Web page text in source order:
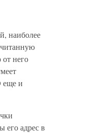
наиболее
него
еще и
его адрес в